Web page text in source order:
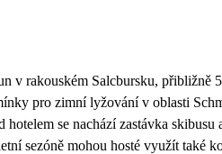
v rakouském Salcbursku, přibližně
pro zimní lyžování v oblasti
se nachází zastávka skibusu
sezóně mohou hosté využít také